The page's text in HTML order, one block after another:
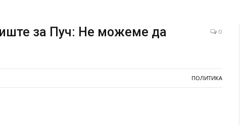
за Пуч: Не можеме да
0
ПОЛИТИКА
Крит, …